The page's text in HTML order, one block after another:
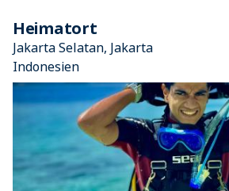
Heimatort
Jakarta Selatan, Jakarta
Indonesien